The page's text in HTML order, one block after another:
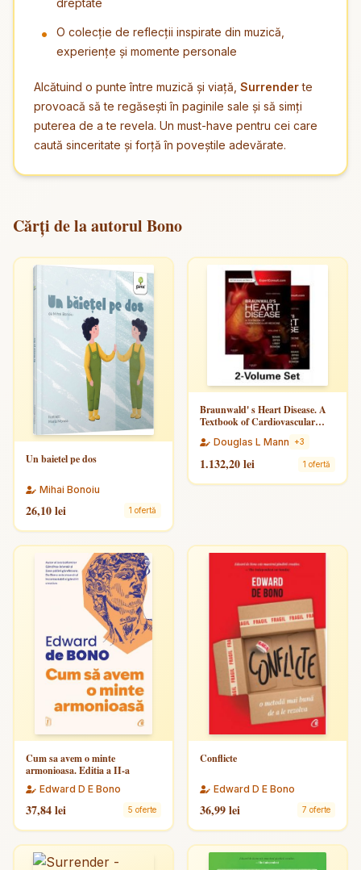
dreptate
O colecție de reflecții inspirate din muzică,
experiențe și momente personale
Alcătuind o punte între muzică și viață, Surrenderte
provoacă să te regăsești în paginile sale și să simți
puterea de a te revela. Un must-have pentru cei care
caută sinceritate și forță în poveștile adevărate.
Cărți de la autorul Bono
Un baietel pe dos
Mihai Bonoiu
26,10 lei 1 ofertă
Braunwald' s Heart Disease. A
Textbook of Cardiovascular
Douglas L Mann +3
1.132,20 lei 1 ofertă
Cum sa avem o minte
armonioasa. Editia a II-a
Edward D E Bono
37,84 lei 5 oferte
Conflicte
Edward D E Bono
36,99 lei 7 oferte